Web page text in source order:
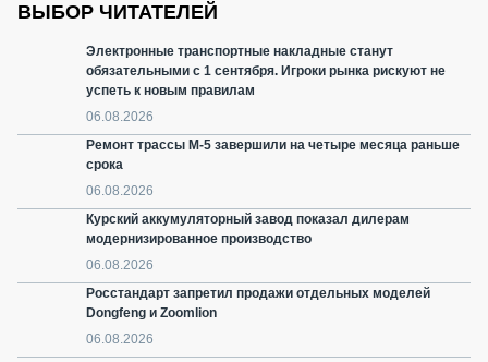
ВЫБОР ЧИТАТЕЛЕЙ
Электронные транспортные накладные станут
обязательными с 1 сентября. Игроки рынка рискуют не
успеть к новым правилам
06.08.2026
Ремонт трассы М-5 завершили на четыре месяца раньше
срока
06.08.2026
Курский аккумуляторный завод показал дилерам
модернизированное производство
06.08.2026
Росстандарт запретил продажи отдельных моделей
Dongfeng и Zoomlion
06.08.2026